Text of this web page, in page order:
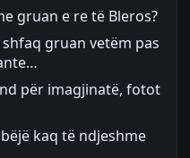
gruan e re të Bleros?
gruan vetëm pas
për imagjinatë, fotot
kaq të ndjeshme